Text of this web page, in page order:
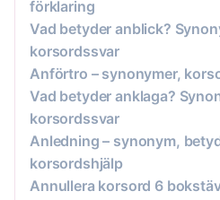
förklaring
Vad betyder anblick?
korsordssvar
Anförtro – synonymer,
Vad betyder anklaga?
korsordssvar
Anledning – synonym,
korsordshjälp
Annullera korsord 6